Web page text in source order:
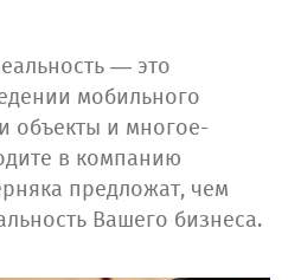
— это
мобильного
объекты и многое-
в компанию
предложат, чем
Вашего бизнеса.